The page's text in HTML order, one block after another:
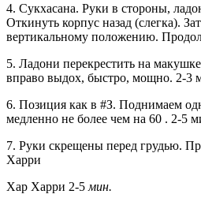
4. Сукхасана. Руки в стороны,
Откинуть корпус назад (слегка).
вертикальному положению.
5. Ладони перекрестить на
вправо выдох, быстро, мощно. 2-3
6. Позиция как в #З. Поднимаем
медленно не более чем на 60 . 2-5
7. Руки скрещены перед грудью.
Харри
Хар Харри 2-5 мин.